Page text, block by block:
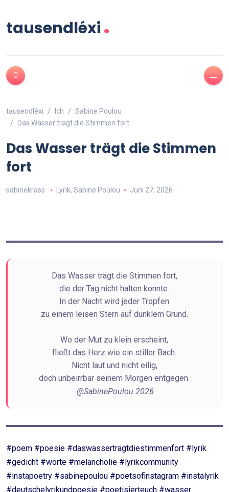
tausendléxi.
tausendléxi Ich
Sabine Poulou
Das Wasser trägt die Stimmen fort
Das Wasser trägt die Stimmen
fort
sabinekrass Lyrik, Sabine Poulou Juni 27, 2026
Das Wasser trägt die Stimmen fort,
die der Tag nicht halten konnte.
In der Nacht wird jeder Tropfen
zu einem leisen Stern auf dunklem Grund.
Wo der Mut zu klein erscheint,
fließt das Herz wie ein stiller Bach.
Nicht laut und nicht eilig,
doch unbeirrbar seinem Morgen entgegen.
@SabinePoulou 2026
#poem #poesie #daswasserträgtdiestimmenfort #lyrik
#gedicht #worte #melancholie #lyrikcommunity
#instapoetry #sabinepoulou #poetsofinstagram #instalyrik
#deutschelyrikundpoesie #poetisierteuch #wasser